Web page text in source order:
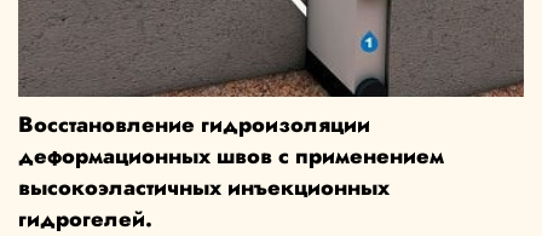
Восстановление гидроизоляции
деформационных швов с применением
высокоэластичных инъекционных
гидрогелей.